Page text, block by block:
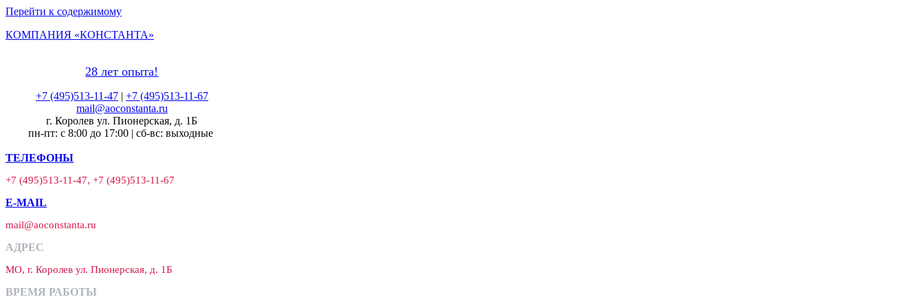
Перейти к содержимому
КОМПАНИЯ «КОНСТАНТА»
28 лет опыта!
+7 (495)513-11-47| +7 (495)513-11-67
mail@aoconstanta.ru
г. Королев ул. Пионерская, д. 1Б
пн-пт: с 8:00 до 17:00 | сб-вс: выходные
ТЕЛЕФОНЫ
+7 (495)513-11-47, +7 (495)513-11-67
E-MAIL
mail@aoconstanta.ru
АДРЕС
МО, г. Королев ул. Пионерская, д. 1Б
ВРЕМЯ РАБОТЫ